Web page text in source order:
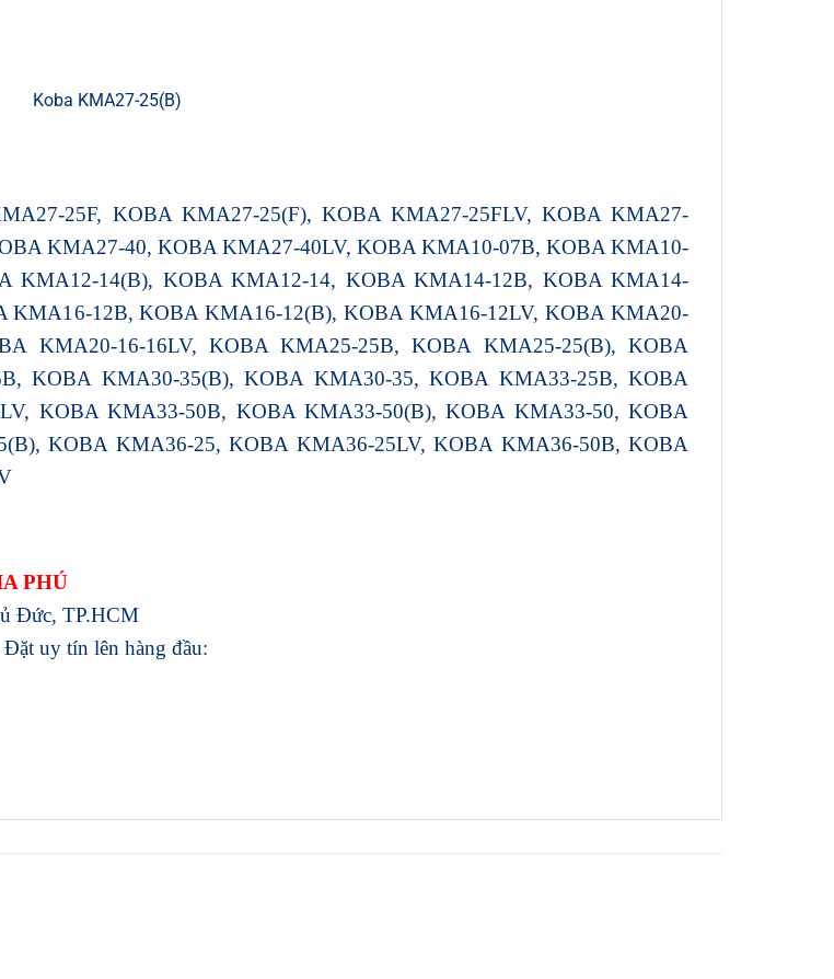
25F, KOBA KMA27-25(F), KOBA KMA27-25FLV, KOBA KMA27-
KMA27-40, KOBA KMA27-40LV, KOBA KMA10-07B, KOBA KMA10-
KMA12-14(B), KOBA KMA12-14, KOBA KMA14-12B, KOBA KMA14-
12B, KOBA KMA16-12(B), KOBA KMA16-12LV, KOBA KMA20-
KMA20-16-16LV, KOBA KMA25-25B, KOBA KMA25-25(B), KOBA
KOBA KMA30-35(B), KOBA KMA30-35, KOBA KMA33-25B, KOBA
KOBA KMA33-50B, KOBA KMA33-50(B), KOBA KMA33-50, KOBA
KOBA KMA36-25, KOBA KMA36-25LV, KOBA KMA36-50B, KOBA
PHÚ
Đức, TP.HCM
uy tín lên hàng đầu: